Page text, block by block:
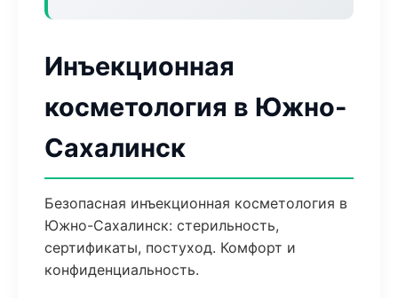
Инъекционная
косметология в Южно-
Сахалинск
Безопасная инъекционная косметология в
Южно-Сахалинск: стерильность,
сертификаты, постуход. Комфорт и
конфиденциальность.